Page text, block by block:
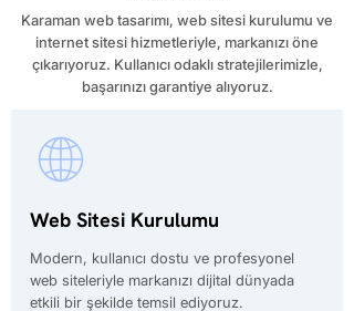
​Karaman web tasarımı, web sitesi kurulumu ve
internet sitesi hizmetleriyle, markanızı öne
çıkarıyoruz. Kullanıcı odaklı stratejilerimizle,
başarınızı garantiye alıyoruz.
Web Sitesi Kurulumu
Modern, kullanıcı dostu ve profesyonel
web siteleriyle markanızı dijital dünyada
etkili bir şekilde temsil ediyoruz.